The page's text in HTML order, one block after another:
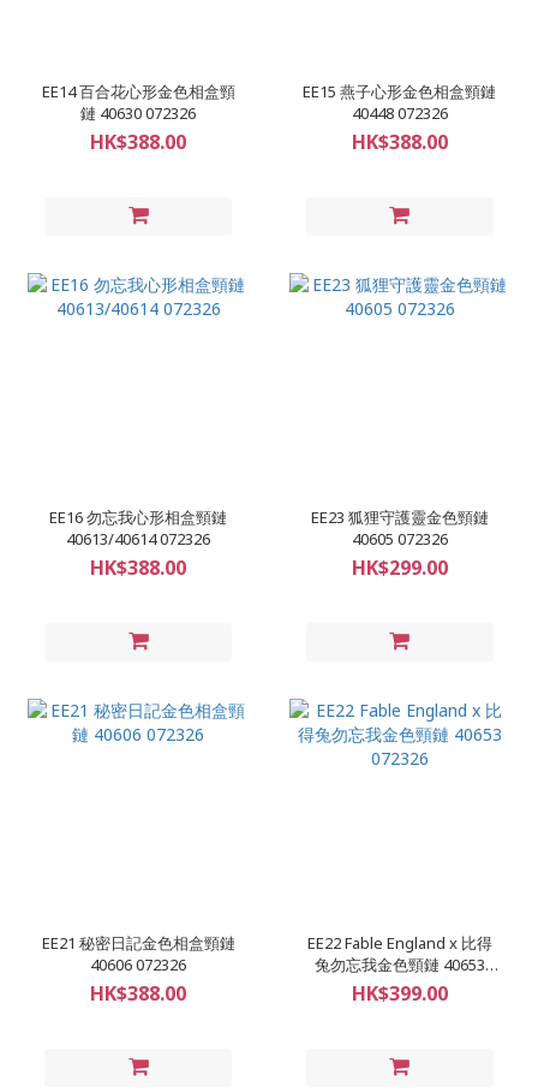
EE14 百合花心形金色相盒頸
鏈 40630 072326
HK$388.00
EE15 燕子心形金色相盒頸鏈
40448 072326
HK$388.00
EE16 勿忘我心形相盒頸鏈
40613/40614 072326
HK$388.00
EE23 狐狸守護靈金色頸鏈
40605 072326
HK$299.00
EE21 秘密日記金色相盒頸鏈
40606 072326
HK$388.00
EE22 Fable England x 比得
兔勿忘我金色頸鏈 40653
072326
HK$399.00